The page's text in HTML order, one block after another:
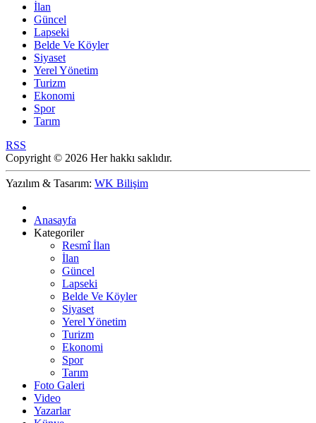
İlan
Güncel
Lapseki
Belde Ve Köyler
Siyaset
Yerel Yönetim
Turizm
Ekonomi
Spor
Tarım
RSS
Copyright © 2026 Her hakkı saklıdır.
Yazılım & Tasarım: WK Bilişim
Anasayfa
Kategoriler
Resmî İlan
İlan
Güncel
Lapseki
Belde Ve Köyler
Siyaset
Yerel Yönetim
Turizm
Ekonomi
Spor
Tarım
Foto Galeri
Video
Yazarlar